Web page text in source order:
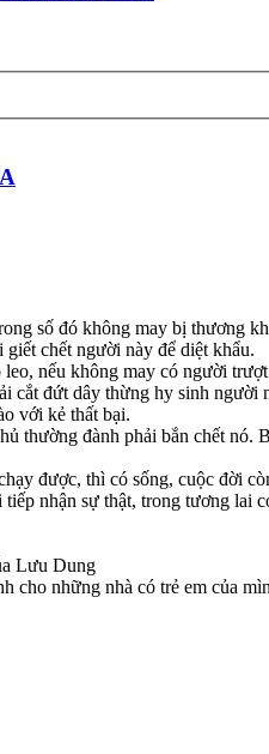
số đó không may bị thương
chết người này để diệt khẩu.
nếu không may có người
cắt đứt dây thừng hy sinh người
với kẻ thất bại.
thường đành phải bắn chết
được, thì có sống, cuộc đời
nhận sự thật, trong tương lai
Lưu Dung
cho những nhà có trẻ em của